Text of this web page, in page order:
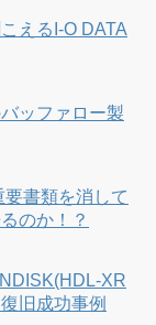
えるI-O DATA
ッファロー製
書類を消して
のか！？
XR
旧成功事例